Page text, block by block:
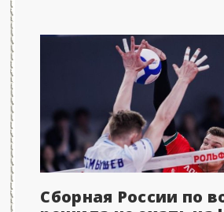
Сборная России по